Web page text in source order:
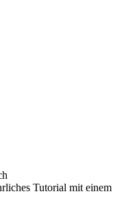
Tutorial mit einem